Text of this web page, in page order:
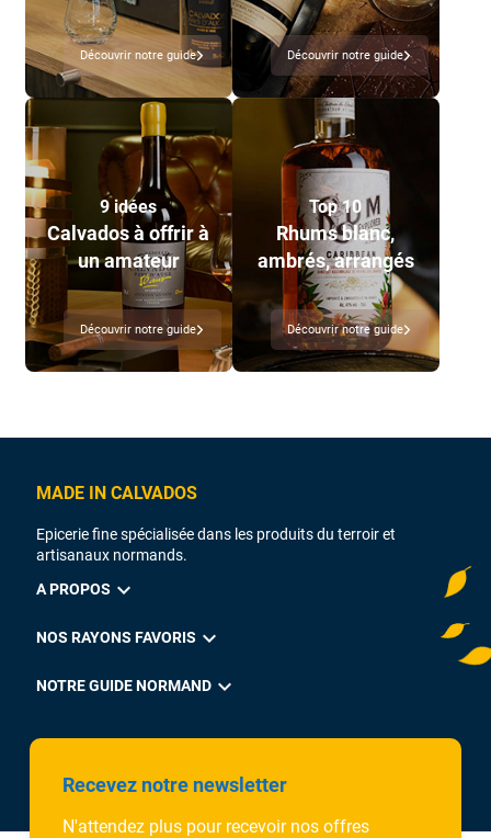
Découvrir notre guide Découvrir notre guide
9 idées
Calvados à offrir à
un amateur
Découvrir notre guide
Top 10
Rhums blanc,
ambrés, arrangés
Découvrir notre guide
MADE IN CALVADOS
Epicerie fine spécialisée dans les produits du terroir et
artisanaux normands.
A PROPOS expand_more
NOS RAYONS FAVORIS expand_more
NOTRE GUIDE NORMAND expand_more
Recevez notre newsletter
N'attendez plus pour recevoir nos offres